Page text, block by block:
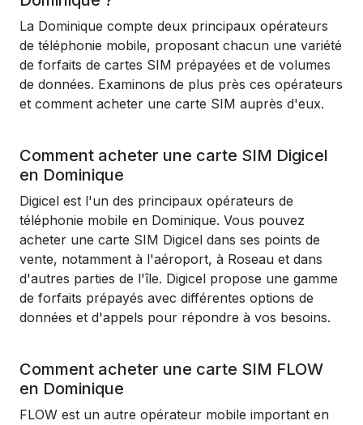
La Dominique compte deux principaux opérateurs
de téléphonie mobile, proposant chacun une variété
de forfaits de cartes SIM prépayées et de volumes
de données. Examinons de plus près ces opérateurs
et comment acheter une carte SIM auprès d'eux.
Comment acheter une carte SIM Digicel
en Dominique
Digicel est l'un des principaux opérateurs de
téléphonie mobile en Dominique. Vous pouvez
acheter une carte SIM Digicel dans ses points de
vente, notamment à l'aéroport, à Roseau et dans
d'autres parties de l'île. Digicel propose une gamme
de forfaits prépayés avec différentes options de
données et d'appels pour répondre à vos besoins.
Comment acheter une carte SIM FLOW
en Dominique
FLOW est un autre opérateur mobile important en